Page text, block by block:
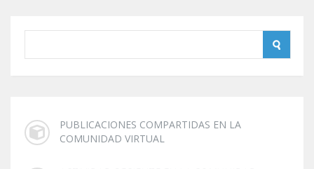
PUBLICACIONES COMPARTIDAS EN LA
COMUNIDAD VIRTUAL